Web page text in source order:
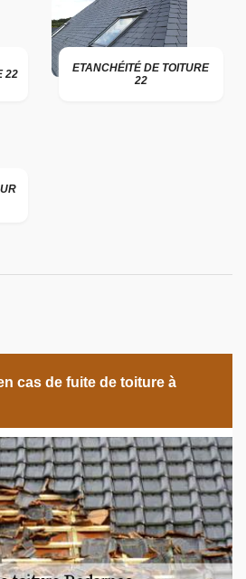
22
ETANCHÉITÉ DE TOITURE
22
cas de fuite de toiture à